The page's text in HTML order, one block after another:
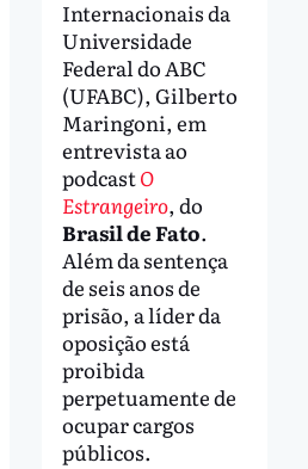
Internacionais da
Universidade
Federal do ABC
(UFABC), Gilberto
Maringoni, em
entrevista ao
podcastO
Estrangeiro, do
Brasil de Fato.
Além da sentença
de seis anos de
prisão, a líder da
oposição está
proibida
perpetuamente de
ocupar cargos
públicos.